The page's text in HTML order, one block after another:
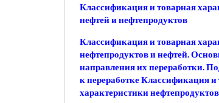
Классификация и товарная
нефтей и нефтепродуктов
Классификация и товарная
нефтепродуктов и нефтей.
направления их переработки.
к переработке Классификация
характеристики